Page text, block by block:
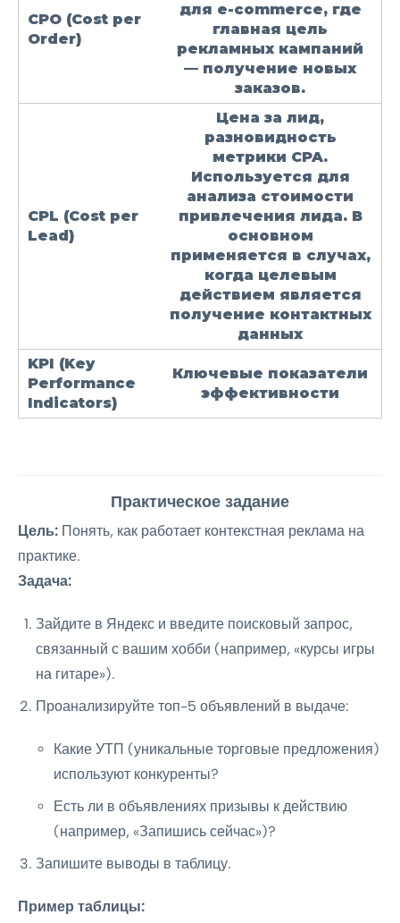
CPO (Cost per
Order)
для e-commerce, где
главная цель
рекламных кампаний
— получение новых
заказов.
CPL (Cost per
Lead)
Цена за лид,
разновидность
метрики CPA.
Используется для
анализа стоимости
привлечения лида. В
основном
применяется в случах,
когда целевым
действием является
получение контактных
данных
KPI (Key
Performance
Indicators)
Ключевые показатели
эффективности
Практическое задание
Цель: Понять, как работает контекстная реклама на
практике.
Задача:
Зайдите в Яндекс и введите поисковый запрос,
связанный с вашим хобби (например, «курсы игры
на гитаре»).
Проанализируйте топ-5 объявлений в выдаче:
Какие УТП (уникальные торговые предложения)
используют конкуренты?
Есть ли в объявлениях призывы к действию
(например, «Запишись сейчас»)?
Запишите выводы в таблицу.
Пример таблицы: